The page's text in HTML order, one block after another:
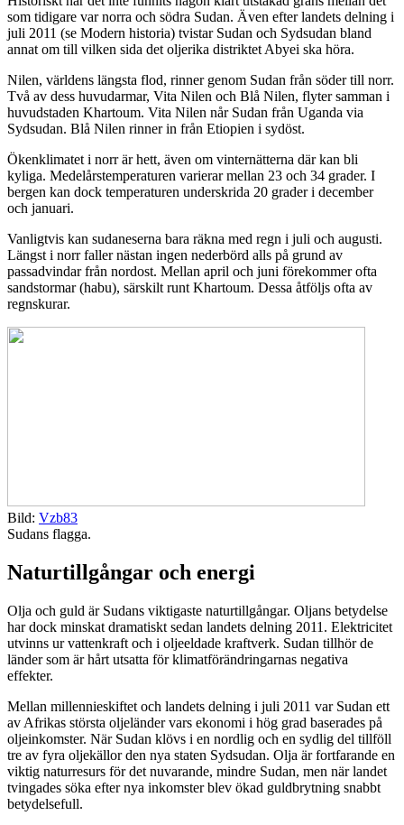
som tidigare var norra och södra Sudan. Även efter landets delning i
juli 2011 (se Modern historia) tvistar Sudan och Sydsudan bland
annat om till vilken sida det oljerika distriktet Abyei ska höra.
Nilen, världens längsta flod, rinner genom Sudan från söder till norr.
Två av dess huvudarmar, Vita Nilen och Blå Nilen, flyter samman i
huvudstaden Khartoum. Vita Nilen når Sudan från Uganda via
Sydsudan. Blå Nilen rinner in från Etiopien i sydöst.
Ökenklimatet i norr är hett, även om vinternätterna där kan bli
kyliga. Medelårstemperaturen varierar mellan 23 och 34 grader. I
bergen kan dock temperaturen underskrida 20 grader i december
och januari.
Vanligtvis kan sudaneserna bara räkna med regn i juli och augusti.
Längst i norr faller nästan ingen nederbörd alls på grund av
passadvindar från nordost. Mellan april och juni förekommer ofta
sandstormar (habu), särskilt runt Khartoum. Dessa åtföljs ofta av
regnskurar.
Bild: Vzb83
Sudans flagga.
Naturtillgångar och energi
Olja och guld är Sudans viktigaste naturtillgångar. Oljans betydelse
har dock minskat dramatiskt sedan landets delning 2011. Elektricitet
utvinns ur vattenkraft och i oljeeldade kraftverk. Sudan tillhör de
länder som är hårt utsatta för klimatförändringarnas negativa
effekter.
Mellan millennieskiftet och landets delning i juli 2011 var Sudan ett
av Afrikas största oljeländer vars ekonomi i hög grad baserades på
oljeinkomster. När Sudan klövs i en nordlig och en sydlig del tillföll
tre av fyra oljekällor den nya staten Sydsudan. Olja är fortfarande en
viktig naturresurs för det nuvarande, mindre Sudan, men när landet
tvingades söka efter nya inkomster blev ökad guldbrytning snabbt
betydelsefull.